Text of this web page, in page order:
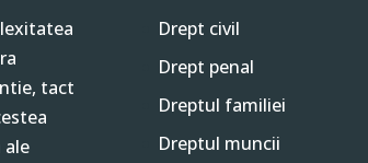
tact
ale
Drept civil
Drept penal
Dreptul familiei
Dreptul muncii